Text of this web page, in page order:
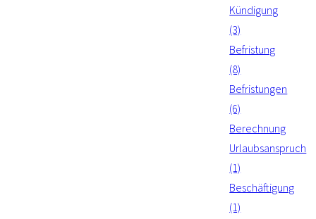
Kündigung
(3)
Befristung
(8)
Befristungen
(6)
Berechnung
Urlaubsanspruch
(1)
Beschäftigung
(1)